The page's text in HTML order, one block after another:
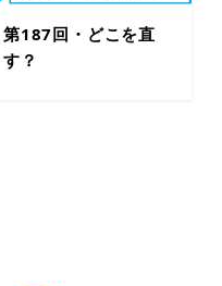
第187回・どこを直
す？